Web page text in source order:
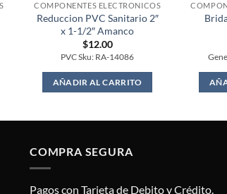
COMPONENTES ELECTRONICOS
Reduccion PVC Sanitario 2″
x 1-1/2″ Amanco
$12.00
PVC Sku: RA-14086
AÑADIR AL CARRITO
COMPRA SEGURA
Pagos con Tarjeta de Debito y Crédito.